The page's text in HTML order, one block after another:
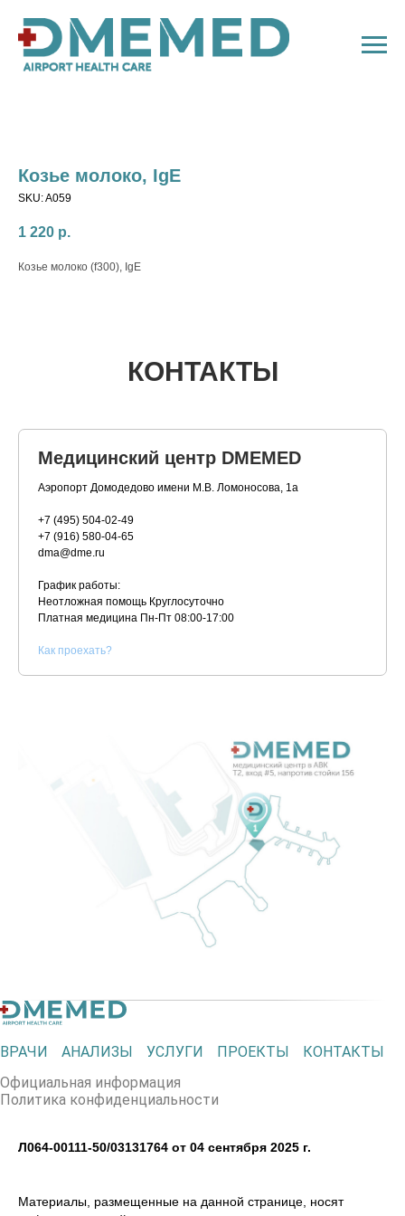
Козье молоко, IgE
SKU:A059
1 220 р.
Козье молоко (f300), IgE
КОНТАКТЫ
Медицинский центр DMEMED
Аэропорт Домодедово имени М.В. Ломоносова, 1а
+7 (495) 504-02-49
+7 (916) 580-04-65
dma@dme.ru
График работы:
Неотложная помощь Круглосуточно
Платная медицина Пн-Пт 08:00-17:00
Как проехать?
ВРАЧИ АНАЛИЗЫ УСЛУГИ ПРОЕКТЫ
КОНТАКТЫ
Официальная информация
Политика конфиденциальности
Л064-00111-50/03131764 от 04 сентября 2025 г.
Материалы, размещенные на данной странице, носят